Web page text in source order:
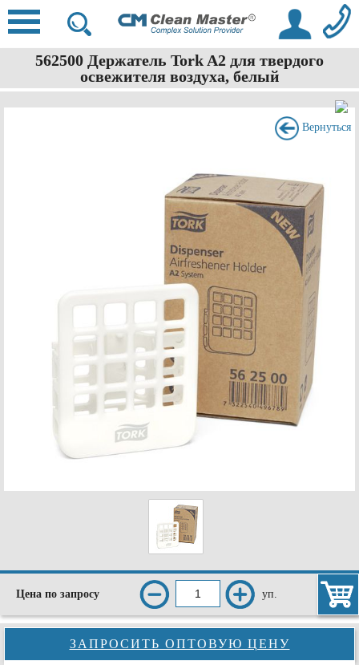
562500 Держатель Tork A2 для твердого
освежителя воздуха, белый
Вернуться
Цена по запросу уп.
ЗАПРОСИТЬ ОПТОВУЮ ЦЕНУ